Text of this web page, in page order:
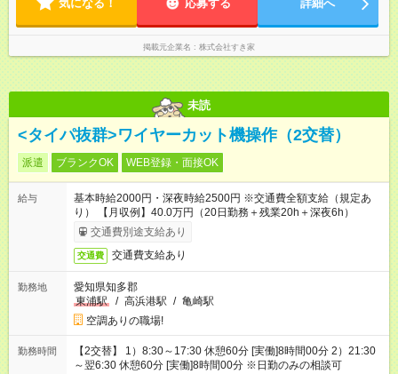
気になる！ 応募する 詳細へ
掲載元企業名 株式会社すき家
未読
<タイパ抜群>ワイヤーカット機操作（2交替）
派遣 ブランクOK WEB登録・面接OK
給与
基本時給2000円・深夜時給2500円 ※交通費全額支給（規定あ
り） 【月収例】40.0万円（20日勤務＋残業20h＋深夜6h）
交通費別途支給あり
交通費 交通費支給あり
勤務地
愛知県知多郡
東浦駅
/ 高浜港駅 / 亀崎駅
空調ありの職場!
勤務時間
【2交替】 1）8:30～17:30 休憩60分 [実働]8時間00分 2）21:30
～翌6:30 休憩60分 [実働]8時間00分 ※日勤のみの相談可